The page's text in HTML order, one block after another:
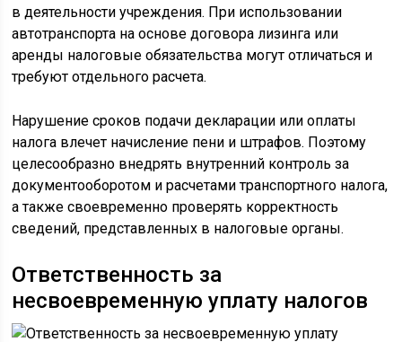
в деятельности учреждения. При использовании
автотранспорта на основе договора лизинга или
аренды налоговые обязательства могут отличаться и
требуют отдельного расчета.
Нарушение сроков подачи декларации или оплаты
налога влечет начисление пени и штрафов. Поэтому
целесообразно внедрять внутренний контроль за
документооборотом и расчетами транспортного налога,
а также своевременно проверять корректность
сведений, представленных в налоговые органы.
Ответственность за
несвоевременную уплату налогов